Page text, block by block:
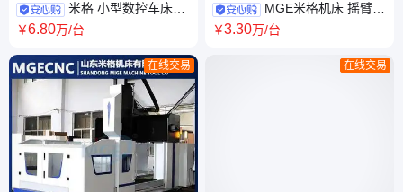
米格 小型数控车床
CK6140 标配手动卡盘 专业的
￥6.80万/台
在线交易
MGE米格机床 摇臂钻
床Z3040×13A型 机械传动 机械
￥3.30万/台
在线交易